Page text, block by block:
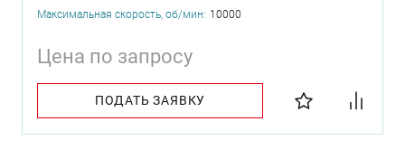
Максимальная скорость, об/мин: 10000
Цена по запросу
ПОДАТЬ ЗАЯВКУ